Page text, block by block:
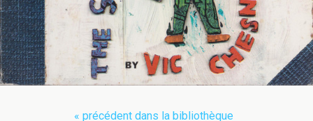
« précédent dans la bibliothèque